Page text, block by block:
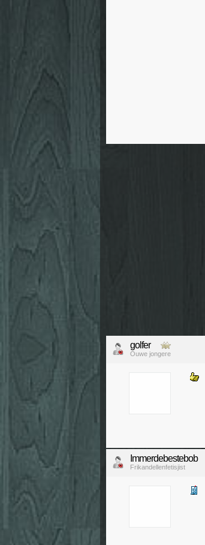
golfer
Ouwe jongere
Immerdebestebob
Frikandellenfetisjist